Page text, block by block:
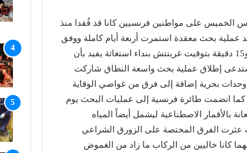
الخميس على مواطنين فرنسيين كانا قد فُقدا منذ
عملية بحث معقدة استمرت أربعة أيام كاملة ووفق
المعطيات ذاتها فقد توصلت مصالح الإنقاذ حوالي الساعة الواحدة و15 دقيقة بتوقيت غرينتش بنداء استغاثة يفيد بأن
إطلاق عملية بحث واسعة النطاق شاركت
وحدات بحرية إضافة إلى فرق من غواصي الوقاية
كما انضمت طائرة فرنسية إلى عمليات البحث يوم
بالأقمار الاصطناعية ليشمل أيضاً المياه
عثرت الفرق المختصة على الزورق الشراعي
كانا خاليين من الركاب ما زاد من الغموض